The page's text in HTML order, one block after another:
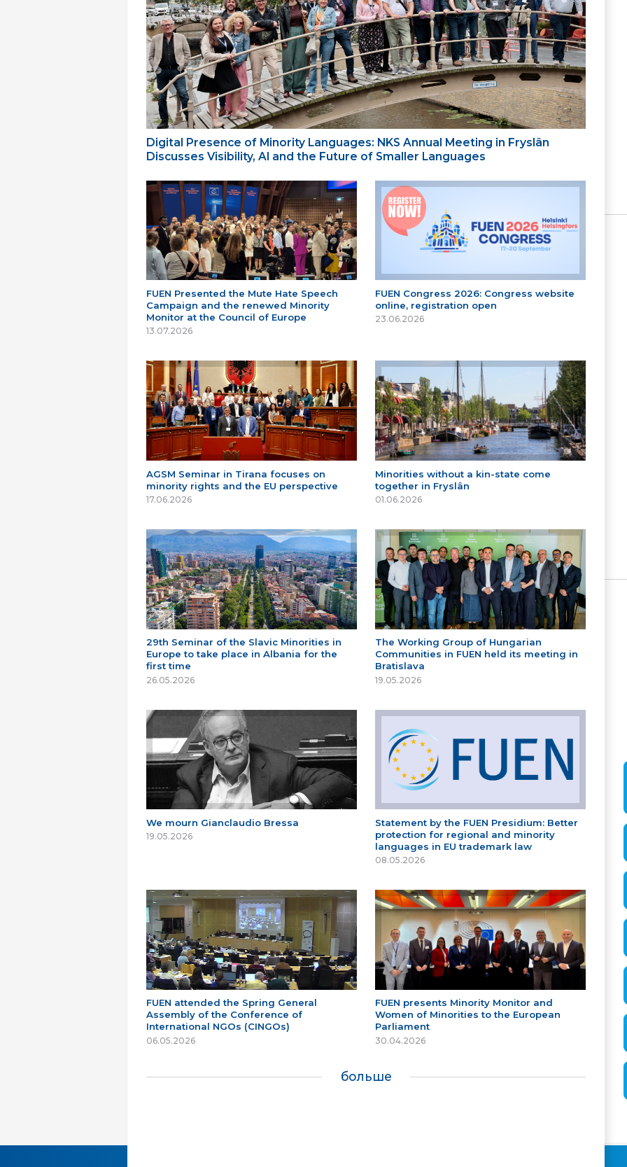
Digital Presence of Minority Languages: NKS Annual Meeting in Fryslân
Discusses Visibility, AI and the Future of Smaller Languages
FUEN Presented the Mute Hate Speech
Campaign and the renewed Minority
Monitor at the Council of Europe
13.07.2026
FUEN Congress 2026: Congress website
online, registration open
23.06.2026
AGSM Seminar in Tirana focuses on
minority rights and the EU perspective
17.06.2026
Minorities without a kin-state come
together in Fryslân
01.06.2026
29th Seminar of the Slavic Minorities in
Europe to take place in Albania for the
first time
26.05.2026
The Working Group of Hungarian
Communities in FUEN held its meeting in
Bratislava
19.05.2026
We mourn Gianclaudio Bressa
19.05.2026
Statement by the FUEN Presidium: Better
protection for regional and minority
languages in EU trademark law
08.05.2026
FUEN attended the Spring General
Assembly of the Conference of
International NGOs (CINGOs)
06.05.2026
FUEN presents Minority Monitor and
Women of Minorities to the European
Parliament
30.04.2026
больше